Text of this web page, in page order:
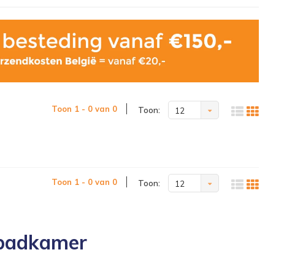
Toon 1 - 0 van 0 Toon: 12
Toon 1 - 0 van 0 Toon: 12